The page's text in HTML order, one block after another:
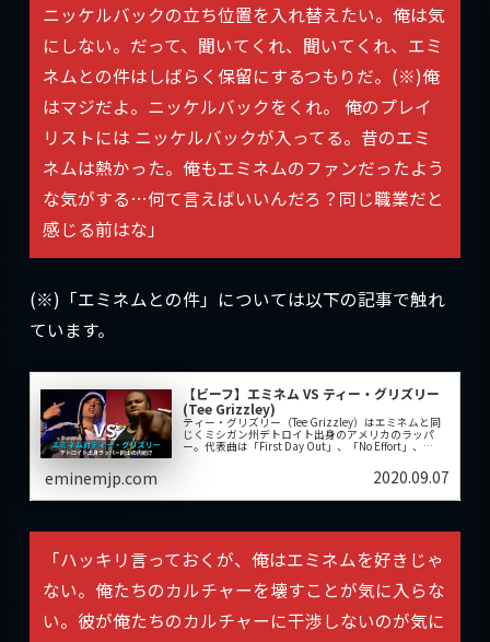
ニッケルバックの立ち位置を入れ替えたい。俺は気
にしない。だって、聞いてくれ、聞いてくれ、エミ
ネムとの件はしばらく保留にするつもりだ。(※)俺
はマジだよ。ニッケルバックをくれ。 俺のプレイ
リストには ニッケルバックが入ってる。昔のエミ
ネムは熱かった。俺もエミネムのファンだったよう
な気がする…何て言えばいいんだろ？同じ職業だと
感じる前はな」
(※)「エミネムとの件」については以下の記事で触れ
ています。
【ビーフ】エミネム VS ティー・グリズリー
(Tee Grizzley)
ティー・グリズリー（Tee Grizzley）はエミネムと同
じくミシガン州デトロイト出身のアメリカのラッパ
ー。代表曲は「First Day Out」、「No Effort」、
eminemjp.com 2020.09.07
「ハッキリ言っておくが、俺はエミネムを好きじゃ
ない。俺たちのカルチャーを壊すことが気に入らな
い。彼が俺たちのカルチャーに干渉しないのが気に